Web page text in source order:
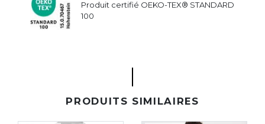
Produit certifié OEKO-TEX® STANDARD
100
PRODUITS SIMILAIRES